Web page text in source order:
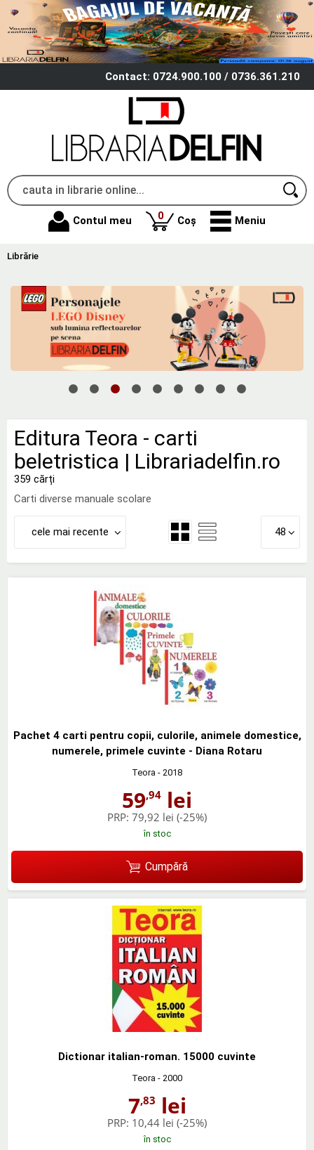
Contact: 0724.900.100 / 0736.361.210
Contul meu 0produse
Coș Meniu
Librărie
Editura Teora - carti
beletristica | Librariadelfin.ro
359 cărți
Carti diverse manuale scolare
cele mai recente 48
Pachet 4 carti pentru copii, culorile, animele domestice,
numerele, primele cuvinte - Diana Rotaru
Teora - 2018
59,94 lei
PRP: 79,92 lei (-25%)
în stoc
Cumpără
Dictionar italian-roman. 15000 cuvinte
Teora - 2000
7,83 lei
PRP: 10,44 lei (-25%)
în stoc